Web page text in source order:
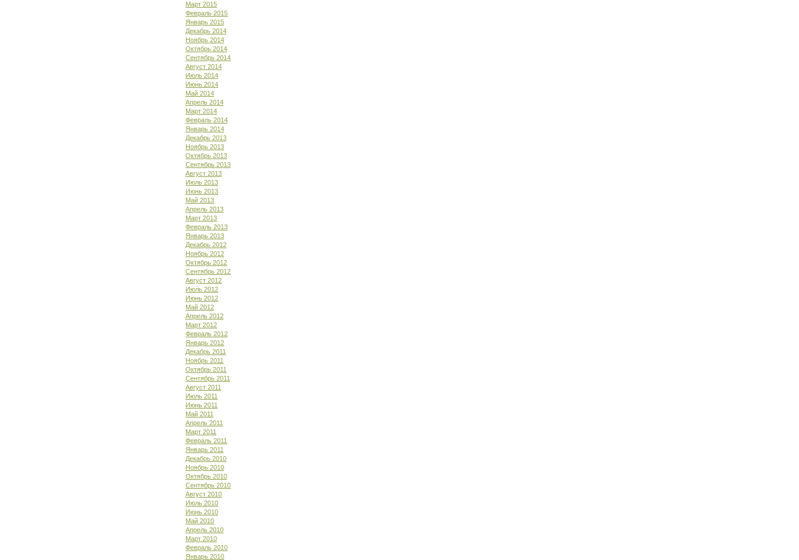
Март 2015
Февраль 2015
Январь 2015
Декабрь 2014
Ноябрь 2014
Октябрь 2014
Сентябрь 2014
Август 2014
Июль 2014
Июнь 2014
Май 2014
Апрель 2014
Март 2014
Февраль 2014
Январь 2014
Декабрь 2013
Ноябрь 2013
Октябрь 2013
Сентябрь 2013
Август 2013
Июль 2013
Июнь 2013
Май 2013
Апрель 2013
Март 2013
Февраль 2013
Январь 2013
Декабрь 2012
Ноябрь 2012
Октябрь 2012
Сентябрь 2012
Август 2012
Июль 2012
Июнь 2012
Май 2012
Апрель 2012
Март 2012
Февраль 2012
Январь 2012
Декабрь 2011
Ноябрь 2011
Октябрь 2011
Сентябрь 2011
Август 2011
Июль 2011
Июнь 2011
Май 2011
Апрель 2011
Март 2011
Февраль 2011
Январь 2011
Декабрь 2010
Ноябрь 2010
Октябрь 2010
Сентябрь 2010
Август 2010
Июль 2010
Июнь 2010
Май 2010
Апрель 2010
Март 2010
Февраль 2010
Январь 2010